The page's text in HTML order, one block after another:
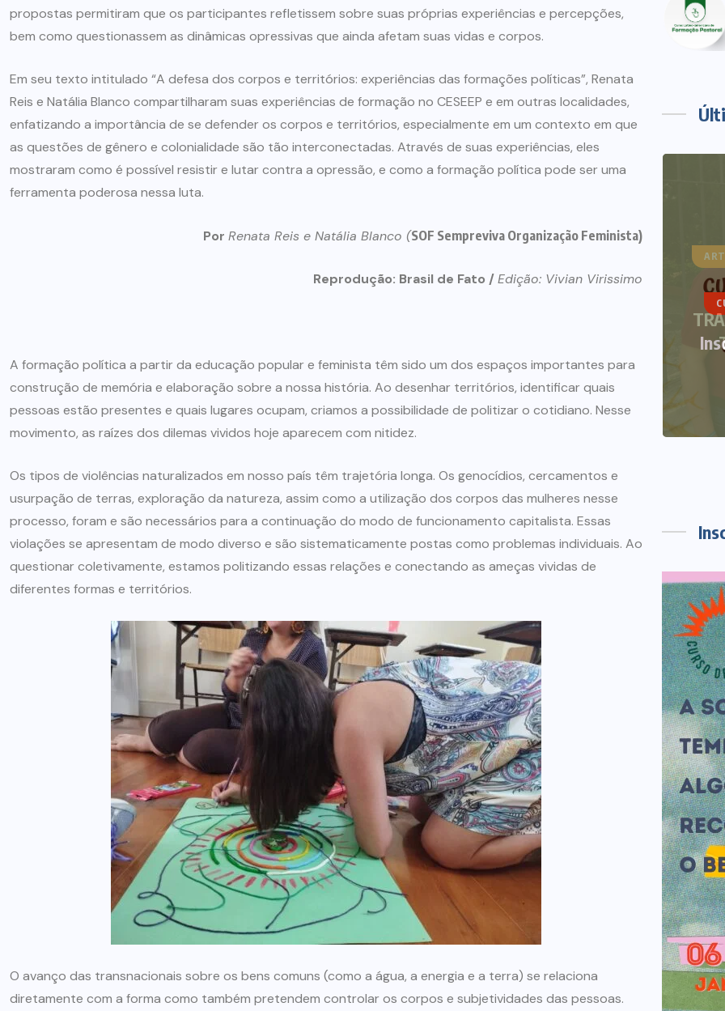
propostas permitiram que os participantes refletissem sobre suas próprias experiências e percepções,
bem como questionassem as dinâmicas opressivas que ainda afetam suas vidas e corpos.
Em seu texto intitulado “A defesa dos corpos e territórios: experiências das formações políticas”, Renata
Reis e Natália Blanco compartilharam suas experiências de formação no CESEEP e em outras localidades,
enfatizando a importância de se defender os corpos e territórios, especialmente em um contexto em que
as questões de gênero e colonialidade são tão interconectadas. Através de suas experiências, eles
mostraram como é possível resistir e lutar contra a opressão, e como a formação política pode ser uma
ferramenta poderosa nessa luta.
PorRenata Reis e Natália Blanco (SOF Sempreviva Organização Feminista)
Reprodução: Brasil de Fato /Edição: Vivian Virissimo
A formação política a partir da educação popular e feminista têm sido um dos espaços importantes para
construção de memória e elaboração sobre a nossa história. Ao desenhar territórios, identificar quais
pessoas estão presentes e quais lugares ocupam, criamos a possibilidade de politizar o cotidiano. Nesse
movimento, as raízes dos dilemas vividos hoje aparecem com nitidez.
Os tipos de violências naturalizados em nosso país têm trajetória longa. Os genocídios, cercamentos e
usurpação de terras, exploração da natureza, assim como a utilização dos corpos das mulheres nesse
processo, foram e são necessários para a continuação do modo de funcionamento capitalista. Essas
violações se apresentam de modo diverso e são sistematicamente postas como problemas individuais. Ao
questionar coletivamente, estamos politizando essas relações e conectando as ameças vividas de
diferentes formas e territórios.
O avanço das transnacionais sobre os bens comuns (como a água, a energia e a terra) se relaciona
diretamente com a forma como também pretendem controlar os corpos e subjetividades das pessoas.
DOS REIS RIBEIRO
Verão 2021